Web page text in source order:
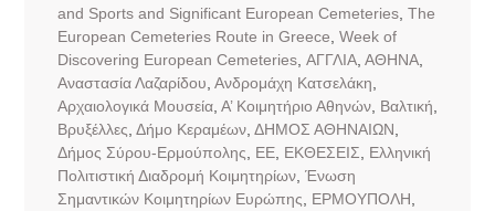
and Sports and Significant European Cemeteries, The
European Cemeteries Route in Greece Week of
Discovering European Cemeteries, ΑΓΓΛΙΑ, ΑΘΗΝΑ,
Αναστασία Λαζαρίδου Ανδρομάχη Κατσελάκη
Αρχαιολογικά Μουσεία, Α’ Κοιμητήριο Αθηνών, Βαλτική
Βρυξέλλες Δήμο Κεραμέων, ΔΗΜΟΣ ΑΘΗΝΑΙΩΝ
Δήμος Σύρου-Ερμούπολης
ΕΕ, ΕΚΘΕΣΕΙΣ
Ελληνική
Πολιτιστική Διαδρομή Κοιμητηρίων, Ένωση
Σημαντικών Κοιμητηρίων Ευρώπης
ΕΡΜΟΥΠΟΛΗ